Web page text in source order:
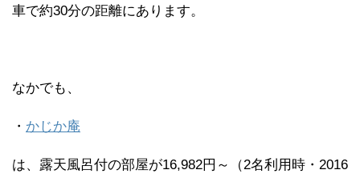
車で約30分の距離にあります。
なかでも、
・ かじか庵
は、露天風呂付の部屋が16,982円～（2名利用時・2016